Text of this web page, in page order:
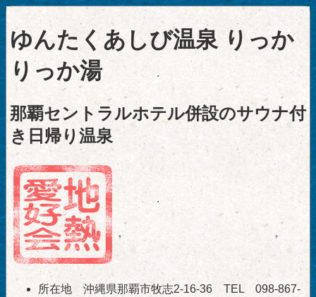
ゆんたくあしび温泉 りっか
りっか湯
那覇セントラルホテル併設のサウナ付
き日帰り温泉
所在地 沖縄県那覇市牧志2-16-36 TEL 098-867-